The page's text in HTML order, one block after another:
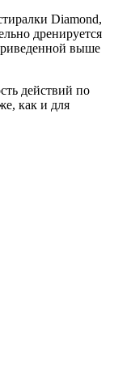
Diamond,
дренируется
выше
действий по
как и для